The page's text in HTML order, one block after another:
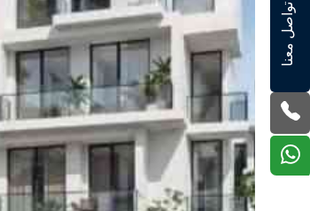
تواصل معنا